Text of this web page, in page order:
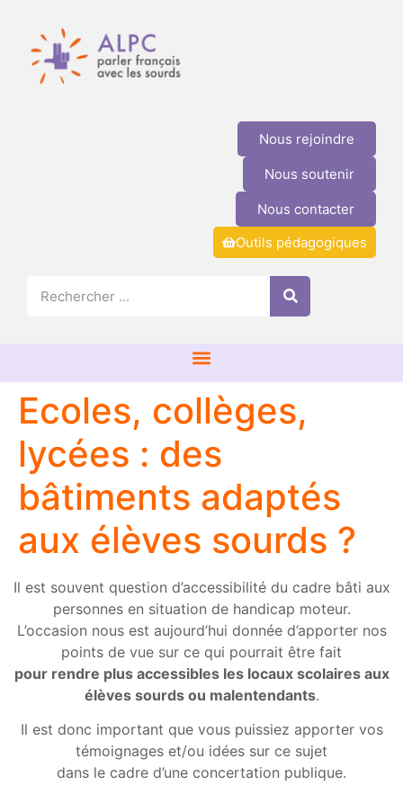
Nous rejoindre
Nous soutenir
Nous contacter
Outils pédagogiques
Ecoles, collèges,
lycées : des
bâtiments adaptés
aux élèves sourds ?
Il est souvent question d’accessibilité du cadre bâti aux
personnes en situation de handicap moteur.
L’occasion nous est aujourd’hui donnée d’apporter nos
points de vue sur ce qui pourrait être fait
pour rendre plus accessibles les locaux scolaires aux
élèves sourds ou malentendants.
Il est donc important que vous puissiez apporter vos
témoignages et/ou idées sur ce sujet
dans le cadre d’une concertation publique.